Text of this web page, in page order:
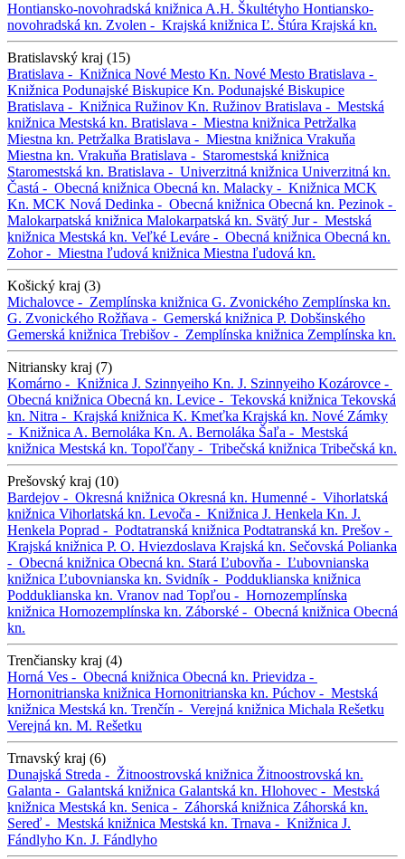
Hontiansko-novohradská knižnica A.H. Škultétyho Hontiansko-
novohradská kn. Zvolen - Krajská knižnica Ľ. Štúra Krajská kn.
Bratislavský kraj (15)
Bratislava - Knižnica Nové Mesto Kn. Nové Mesto Bratislava -
Knižnica Podunajské Biskupice Kn. Podunajské Biskupice
Bratislava - Knižnica Ružinov Kn. Ružinov Bratislava - Mestská
knižnica Mestská kn. Bratislava - Miestna knižnica Petržalka
Miestna kn. Petržalka Bratislava - Miestna knižnica Vrakuňa
Miestna kn. Vrakuňa Bratislava - Staromestská knižnica
Staromestská kn. Bratislava - Univerzitná knižnica Univerzitná kn.
Častá - Obecná knižnica Obecná kn. Malacky - Knižnica MCK
Kn. MCK Nová Dedinka - Obecná knižnica Obecná kn. Pezinok -
Malokarpatská knižnica Malokarpatská kn. Svätý Jur - Mestská
knižnica Mestská kn. Veľké Leváre - Obecná knižnica Obecná kn.
Zohor - Miestna ľudová knižnica Miestna ľudová kn.
Košický kraj (3)
Michalovce - Zemplínska knižnica G. Zvonického Zemplínska kn.
G. Zvonického Rožňava - Gemerská knižnica P. Dobšinského
Gemerská knižnica Trebišov - Zemplínska knižnica Zemplínska kn.
Nitriansky kraj (7)
Komárno - Knižnica J. Szinnyeiho Kn. J. Szinnyeiho Kozárovce -
Obecná knižnica Obecná kn. Levice - Tekovská knižnica Tekovská
kn. Nitra - Krajská knižnica K. Kmeťka Krajská kn. Nové Zámky
- Knižnica A. Bernoláka Kn. A. Bernoláka Šaľa - Mestská
knižnica Mestská kn. Topoľčany - Tribečská knižnica Tribečská kn.
Prešovský kraj (10)
Bardejov - Okresná knižnica Okresná kn. Humenné - Vihorlatská
knižnica Vihorlatská kn. Levoča - Knižnica J. Henkela Kn. J.
Henkela Poprad - Podtatranská knižnica Podtatranská kn. Prešov -
Krajská knižnica P. O. Hviezdoslava Krajská kn. Sečovská Polianka
- Obecná knižnica Obecná kn. Stará Ľubovňa - Ľubovnianska
knižnica Ľubovnianska kn. Svidník - Podduklianska knižnica
Podduklianska kn. Vranov nad Topľou - Hornozemplínska
knižnica Hornozemplínska kn. Záborské - Obecná knižnica Obecná
kn.
Trenčiansky kraj (4)
Horná Ves - Obecná knižnica Obecná kn. Prievidza -
Hornonitrianska knižnica Hornonitrianska kn. Púchov - Mestská
knižnica Mestská kn. Trenčín - Verejná knižnica Michala Rešetku
Verejná kn. M. Rešetku
Trnavský kraj (6)
Dunajská Streda - Žitnoostrovská knižnica Žitnoostrovská kn.
Galanta - Galantská knižnica Galantská kn. Hlohovec - Mestská
knižnica Mestská kn. Senica - Záhorská knižnica Záhorská kn.
Sereď - Mestská knižnica Mestská kn. Trnava - Knižnica J.
Fándlyho Kn. J. Fándlyho